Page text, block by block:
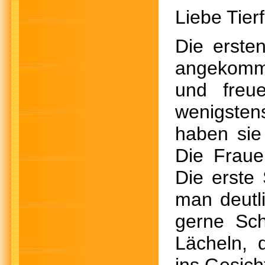
Liebe
Die
und
haben
Die
Die erste
man
gerne
Lächeln,